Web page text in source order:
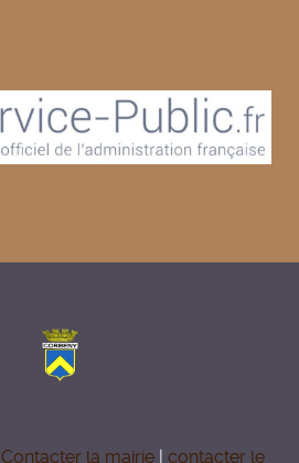
Contacter la mairie contacter le